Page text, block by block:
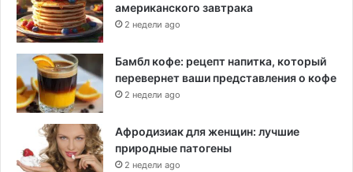
американского завтрака
2 недели ago
Бамбл кофе: рецепт напитка, который
перевернет ваши представления о кофе
2 недели ago
Афродизиак для женщин: лучшие
природные патогены
2 недели ago